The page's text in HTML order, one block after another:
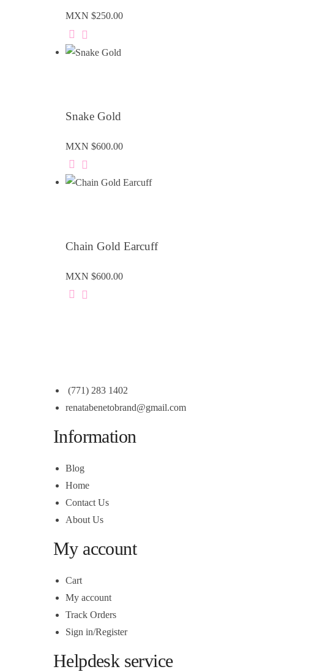
MXN $250.00
Snake Gold
MXN $600.00
Chain Gold Earcuff
MXN $600.00
(771) 283 1402
renatabenetobrand@gmail.com
Information
Blog
Home
Contact Us
About Us
My account
Cart
My account
Track Orders
Sign in/Register
Helpdesk service